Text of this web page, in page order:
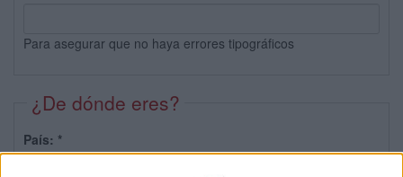
Para asegurar que no haya errores tipográficos
¿De dónde eres?
País: *